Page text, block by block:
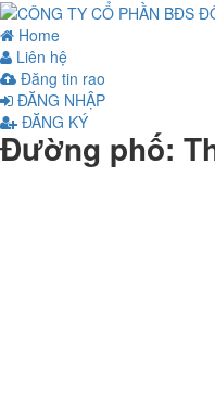
Home
Liên hệ
Đăng tin rao
ĐĂNG NHẬP
ĐĂNG KÝ
Đường phố: